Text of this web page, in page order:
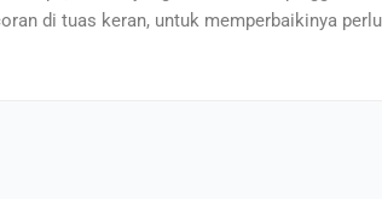
di tuas keran, untuk memperbaikinya